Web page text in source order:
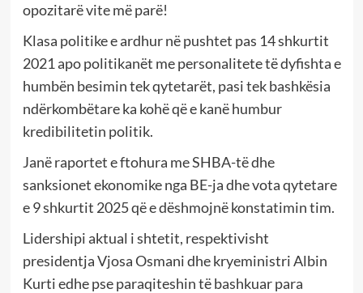
opozitarë vite më parë!
Klasa politike e ardhur në pushtet pas 14 shkurtit
2021 apo politikanët me personalitete të dyfishta e
humbën besimin tek qytetarët, pasi tek bashkësia
ndërkombëtare ka kohë që e kanë humbur
kredibilitetin politik.
Janë raportet e ftohura me SHBA-të dhe
sanksionet ekonomike nga BE-ja dhe vota qytetare
e 9 shkurtit 2025 që e dëshmojnë konstatimin tim.
Lidershipi aktual i shtetit, respektivisht
presidentja Vjosa Osmani dhe kryeministri Albin
Kurti edhe pse paraqiteshin të bashkuar para